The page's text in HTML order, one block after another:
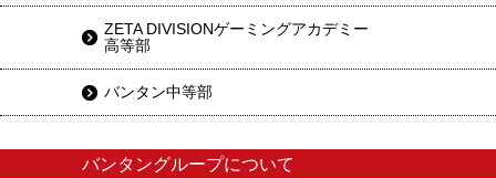
ZETA DIVISIONゲーミングアカデミー
高等部
バンタン中等部
バンタングループについて